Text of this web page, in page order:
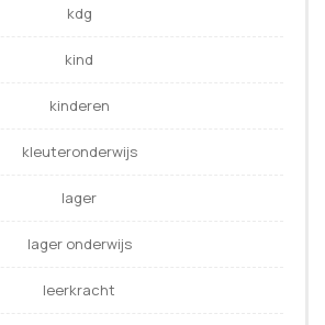
kdg
kind
kinderen
kleuteronderwijs
lager
lager onderwijs
leerkracht